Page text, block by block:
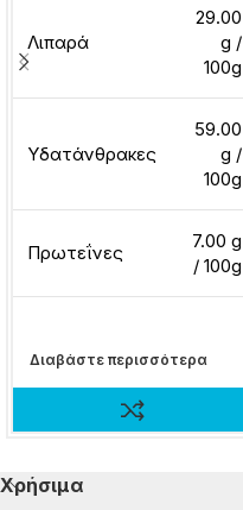
Λιπαρά
29.00
g /
100g
Υδατάνθρακες
59.00
g /
100g
Πρωτεΐνες
7.00 g
/ 100g
Διαβάστε περισσότερα
Χρήσιμα